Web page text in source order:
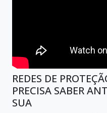
REDES DE
PRECISA SABER
SUA